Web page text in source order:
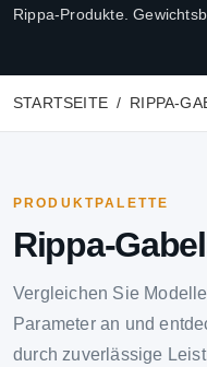
Rippa-Produkte.
STARTSEITE RIPPA-
PRODUKTPALETTE
Rippa-
Vergleichen Sie
Parameter an und
durch zuverlässige